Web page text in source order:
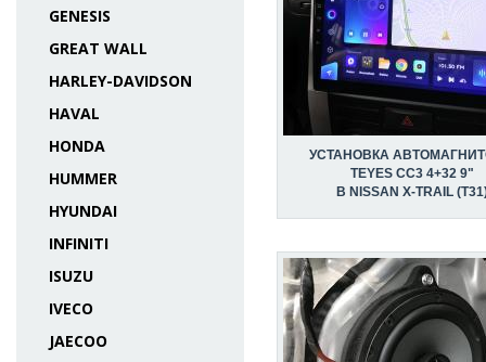
GENESIS
GREAT WALL
HARLEY-DAVIDSON
HAVAL
HONDA
HUMMER
HYUNDAI
INFINITI
ISUZU
IVECO
JAECOO
УСТАНОВКА
TEYES CC3 4+32 9"
В NISSAN X-TRAIL